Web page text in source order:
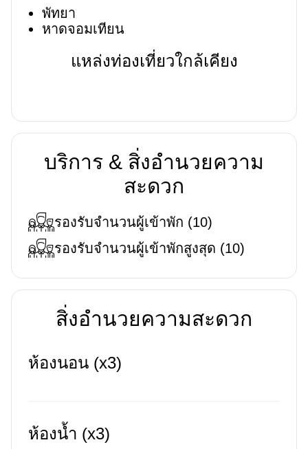
พัทยา
หาดจอมเทียน
แหล่งท่องเที่ยวใกล้เคียง
บริการ & สิ่งอำนวยความ
สะดวก
รองรับจำนวนผู้เข้าพัก (10)
รองรับจำนวนผู้เข้าพักสูงสุด (10)
สิ่งอำนวยความสะดวก
ห้องนอน (x3)
ห้องน้ำ (x3)